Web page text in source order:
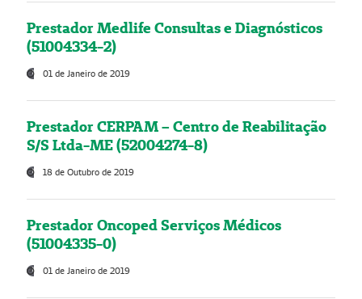
Prestador Medlife Consultas e Diagnósticos
(51004334-2)
01 de Janeiro de 2019
Prestador CERPAM – Centro de Reabilitação
S/S Ltda-ME (52004274-8)
18 de Outubro de 2019
Prestador Oncoped Serviços Médicos
(51004335-0)
01 de Janeiro de 2019